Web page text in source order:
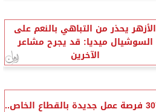
الأزهر يحذر من التباهي بالنعم على
السوشيال ميديا: قد يجرح مشاعر
الآخرين
3070 فرصة عمل جديدة بالقطاع الخاص..